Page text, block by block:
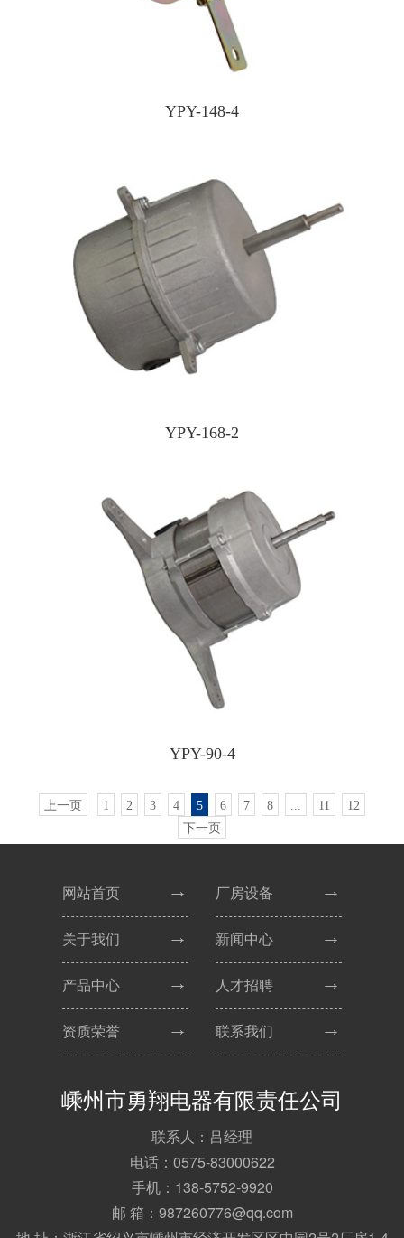
YPY-148-4
YPY-168-2
YPY-90-4
上一页 1 2 3 4 5 6 7 8 ... 11
12
下一页
嵊州市勇翔电器有限责任公司
联系人：吕经理
电话：0575-83000622
手机：138-5752-9920
邮 箱：987260776@qq.com
网站首页
关于我们
产品中心
资质荣誉
厂房设备
新闻中心
人才招聘
联系我们